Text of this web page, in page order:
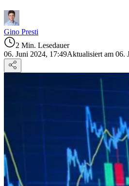
Gino Presti
2 Min. Lesedauer
06. Juni 2024, 17:49Aktualisiert am 06.